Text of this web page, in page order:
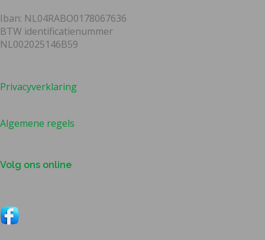
Iban: NL04RABO0178067636
BTW identificatienummer
NL002025146B59
Privacyverklaring
Algemene regels
Volg ons online